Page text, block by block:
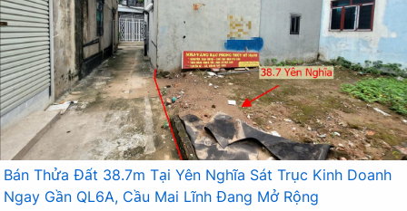
Bán Thửa Đất 38.7m Tại Yên Nghĩa Sát Trục Kinh Doanh
Ngay Gần QL6A, Cầu Mai Lĩnh Đang Mở Rộng